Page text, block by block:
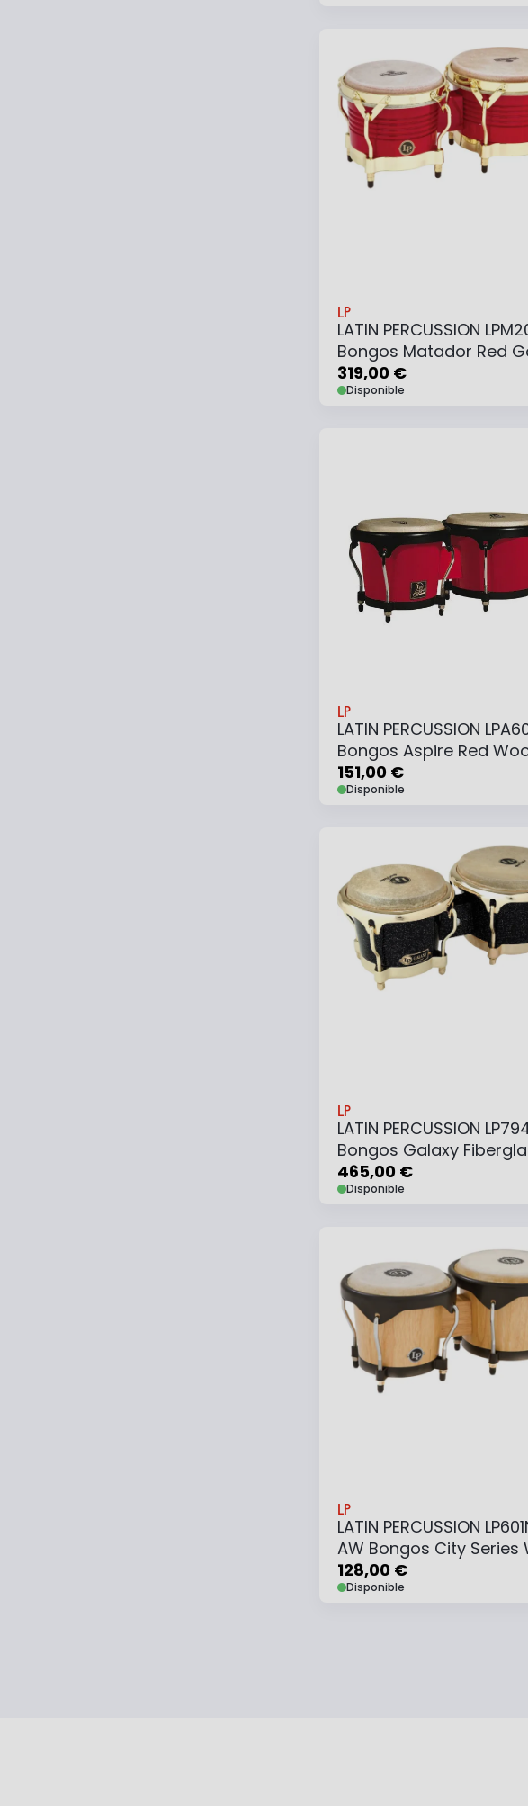
Ajouter au panier
LP
LATIN PERCUSSION
Bongos Matador Red
319,00 €
Disponible
LP
LATIN PERCUSSION
Bongos Aspire Red
151,00 €
Disponible
Ajouter au panier
LP
LATIN PERCUSSION
Bongos Galaxy
Black Holograme Sp
465,00 €
Disponible
Ajouter au panier
LP
LATIN PERCUSSION
AW Bongos City Series
Natural
128,00 €
Disponible